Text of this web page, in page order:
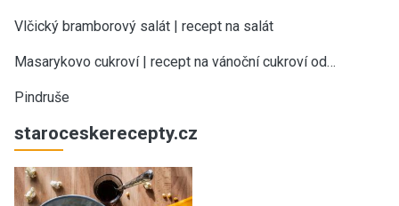
Vlčický bramborový salát | recept na salát
Masarykovo cukroví | recept na vánoční cukroví od…
Pindruše
staroceskerecepty.cz